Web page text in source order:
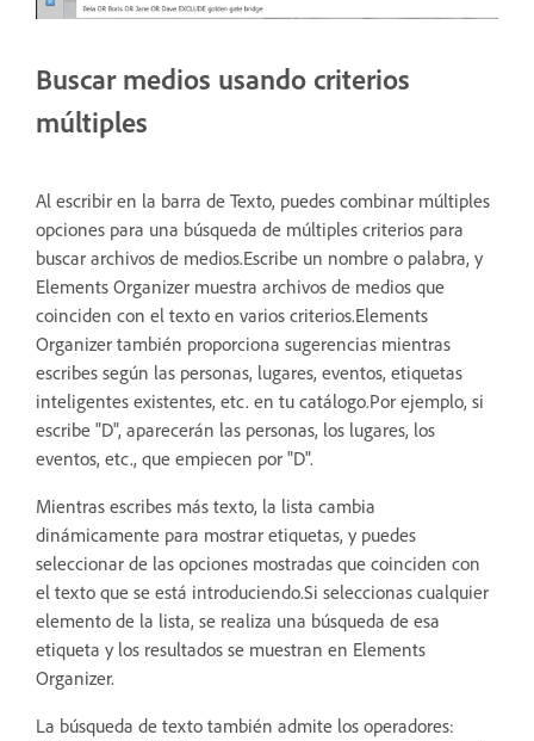
Buscar medios usando criterios
múltiples
Al escribir en la barra de Texto, puedes combinar múltiples
opciones para una búsqueda de múltiples criterios para
buscar archivos de medios.Escribe un nombre o palabra, y
Elements Organizer muestra archivos de medios que
coinciden con el texto en varios criterios.Elements
Organizer también proporciona sugerencias mientras
escribes según las personas, lugares, eventos, etiquetas
inteligentes existentes, etc. en tu catálogo.Por ejemplo, si
escribe "D", aparecerán las personas, los lugares, los
eventos, etc., que empiecen por "D".
Mientras escribes más texto, la lista cambia
dinámicamente para mostrar etiquetas, y puedes
seleccionar de las opciones mostradas que coinciden con
el texto que se está introduciendo.Si seleccionas cualquier
elemento de la lista, se realiza una búsqueda de esa
etiqueta y los resultados se muestran en Elements
Organizer.
La búsqueda de texto también admite los operadores: